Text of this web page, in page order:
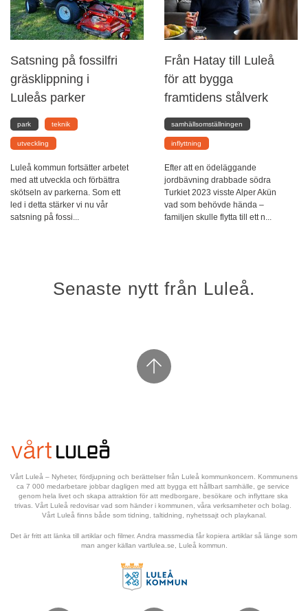
Satsning på fossilfri
gräsklippning i
Luleås parker
park teknik
utveckling
Luleå kommun fortsätter arbetet
med att utveckla och förbättra
skötseln av parkerna. Som ett
led i detta stärker vi nu vår
satsning på fossi...
Från Hatay till Luleå
för att bygga
framtidens stålverk
samhällsomställningen
inflyttning
Efter att en ödeläggande
jordbävning drabbade södra
Turkiet 2023 visste Alper Akün
vad som behövde hända –
familjen skulle flytta till ett n...
Senaste nytt från Luleå.
Vårt Luleå – Nyheter, fördjupning och berättelser från Luleå kommunkoncern. Kommunens
ca 7 000 medarbetare jobbar dagligen med att bygga ett hållbart samhälle, ge service
genom hela livet och skapa attraktion för att medborgare, besökare och inflyttare ska
trivas. Vårt Luleå redovisar vad som händer i kommunen, våra verksamheter och bolag.
Vårt Luleå finns både som tidning, taltidning, nyhetssajt och playkanal.
Det är fritt att länka till artiklar och filmer. Andra massmedia får kopiera artiklar så länge som
man anger källan vartlulea.se, Luleå kommun.